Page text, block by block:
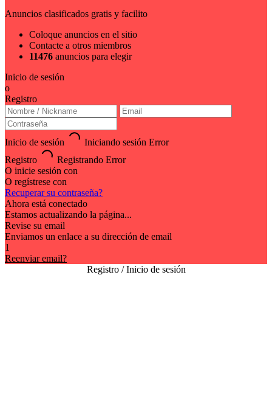
Anuncios clasificados gratis y facilito
Coloque anuncios en el sitio
Contacte a otros miembros
11476 anuncios para elegir
Inicio de sesión
o
Registro
Inicio de sesión Iniciando sesión Error
Registro
Registrando Error
O inicie sesión con
O regístrese con
Recuperar su contraseña?
Ahora está conectado
Estamos actualizando la página...
Revise su email
Enviamos un enlace a su dirección de email
1
Reenviar email?
Registro / Inicio de sesión